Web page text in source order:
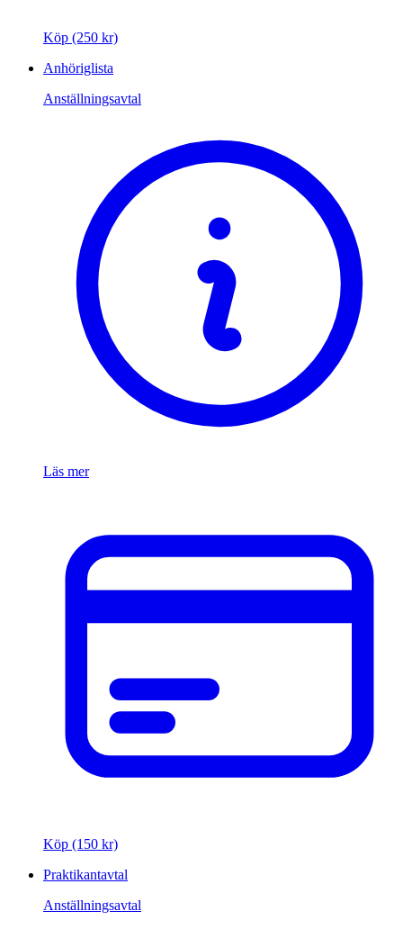
Köp (250 kr)
Anhöriglista
Anställningsavtal
Läs mer
Köp (150 kr)
Praktikantavtal
Anställningsavtal